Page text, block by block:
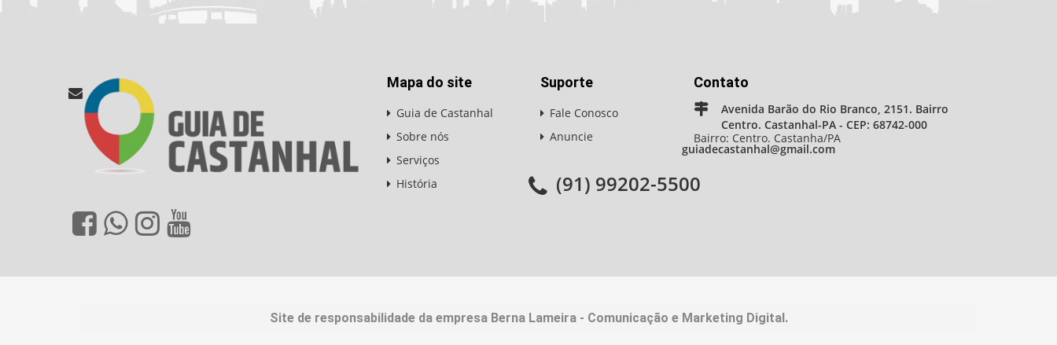
Mapa do site
Guia de Castanhal
Sobre nós
Serviços
História
Suporte
Fale Conosco
Anuncie
Contato
Avenida Barão do Rio Branco, 2151. Bairro
Centro. Castanhal-PA - CEP: 68742-000
Bairro: Centro. Castanha/PA
guiadecastanhal@gmail.com
(91) 99202-5500
Site de responsabilidade da empresa Berna Lameira - Comunicação e Marketing Digital.